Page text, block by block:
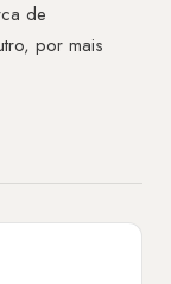
de
por mais